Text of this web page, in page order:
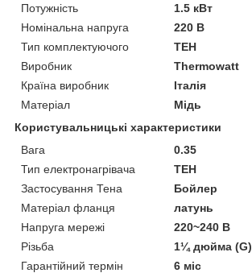
Потужність
1.5 кВт
Номінальна напруга
220 В
Тип комплектуючого
ТЕН
Виробник
Thermowatt
Країна виробник
Італія
Матеріал
Мідь
Користувальницькі характеристики
Вага
0.35
Тип електронагрівача
ТЕН
Застосування Тена
Бойлер
Матеріал фланця
латунь
Напруга мережі
220~240 В
Різьба
1¼ дюйма (G)
Гарантійний термін
6 міс